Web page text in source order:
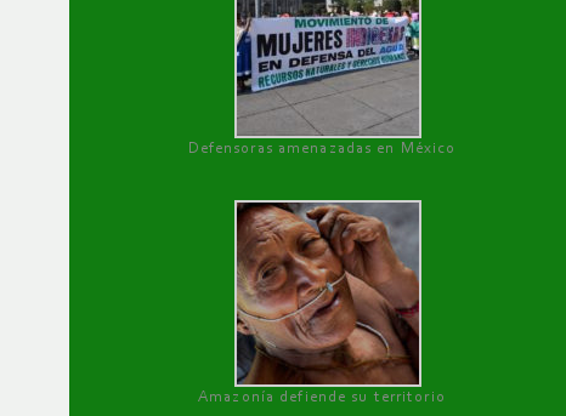
Defensoras amenazadas en México
Amazonía defiende su territorio